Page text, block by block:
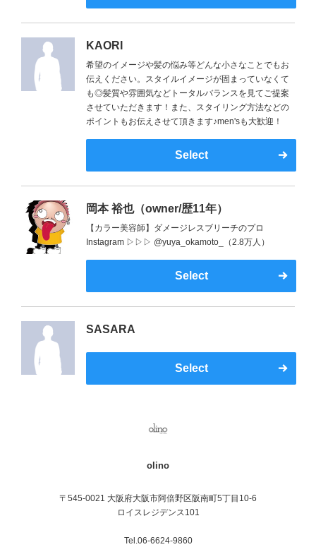
KAORI
希望のイメージや髪の悩み等どんな小さなことでもお
伝えください。スタイルイメージが固まっていなくて
も◎髪質や雰囲気などトータルバランスを見てご提案
させていただきます！また、スタイリング方法などの
ポイントもお伝えさせて頂きます♪men'sも大歓迎！
Select
岡本 裕也（owner/歴11年）
【カラー美容師】ダメージレスブリーチのプロ
Instagram ▷▷▷ @yuya_okamoto_（2.8万人）
Select
SASARA
Select
olino
〒545-0021 大阪府大阪市阿倍野区阪南町5丁目10-6
ロイスレジデンス101
Tel.06-6624-9860